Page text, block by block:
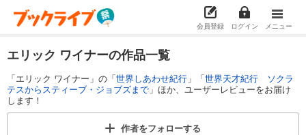
会員登録 ログイン メニュー
エリック ワイナーの作品一覧
「エリック ワイナー」の「世界しあわせ紀行 」「世界天才紀行 ソクラ
テスからスティーブ・ジョブズまで 」ほか、ユーザーレビューをお届け
します！
作者をフォローする